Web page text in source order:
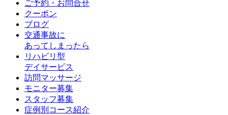
ご予約・お問合せ
クーポン
ブログ
交通事故に
あってしまったら
リハビリ型
デイサービス
訪問マッサージ
モニター募集
スタッフ募集
症例別コース紹介